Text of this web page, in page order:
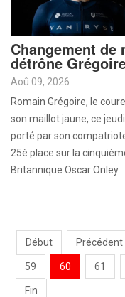
Changement
détrône
Aoû 09, 2026
Romain Grégoire, le
son maillot jaune, ce
porté par son
25è place sur la
Britannique Oscar Onley.
Début Précédent
59 60 61
Fin